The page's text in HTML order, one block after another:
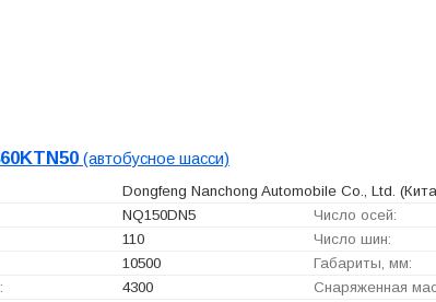
(автобусное шасси)
Dongfeng Nanchong Automobile Co., Ltd.
NQ150DN5 Число осей:
110 Число шин:
10500 Габариты, мм:
4300 Снаряженная